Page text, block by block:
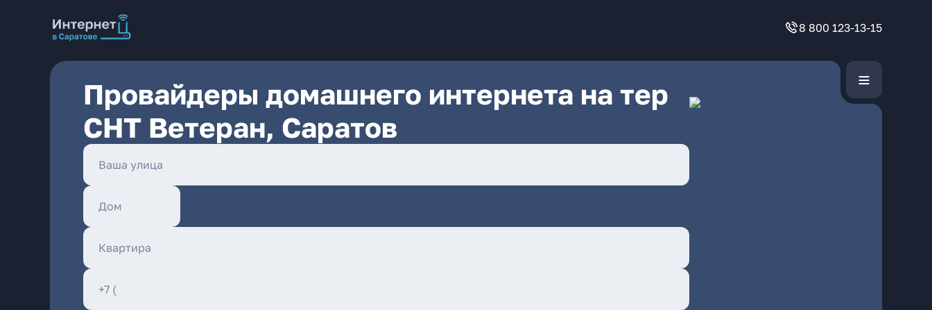
8 800 123-13-15
Провайдеры домашнего интернета на тер
СНТ Ветеран, Саратов